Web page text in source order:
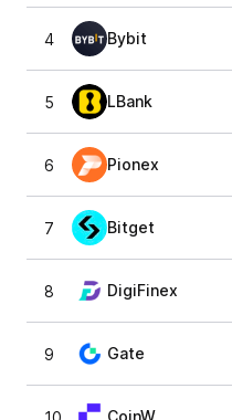
4 Bybit
5 LBank
6 Pionex
7 Bitget
8 DigiFinex
9 Gate
CoinW